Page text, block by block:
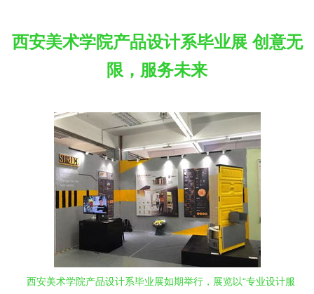
西安美术学院产品设计系毕业展 创意无
限，服务未来
西安美术学院产品设计系毕业展如期举行，展览以“专业设计服